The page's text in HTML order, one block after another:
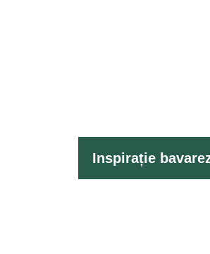
Inspirație